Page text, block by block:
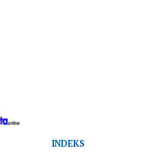
INDEKS